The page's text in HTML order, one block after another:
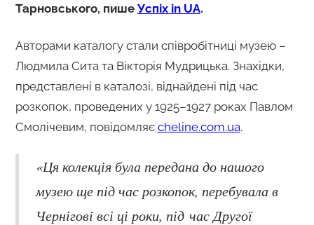
Тарновського, пише Успіх in UA.
Авторами каталогу стали співробітниці музею –
Людмила Сита та Вікторія Мудрицька. Знахідки,
представлені в каталозі, віднайдені під час
розкопок, проведених у 1925–1927 роках Павлом
Смолічевим, повідомляє cheline.com.ua.
«Ця колекція була передана до нашого
музею ще під час розкопок, перебувала в
Чернігові всі ці роки, під час Другої